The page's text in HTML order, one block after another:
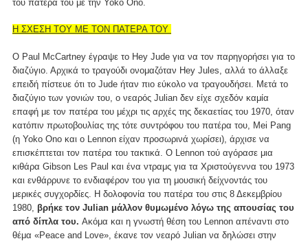
του πατέρα του με την Yoko Ono.
Η ΣΧΕΣΗ ΤΟΥ ΜΕ ΤΟΝ ΠΑΤΕΡΑ ΤΟΥ
Ο Paul McCartney έγραψε το Hey Jude για να τον παρηγορήσει για το
διαζύγιο. Αρχικά το τραγούδι ονομαζόταν Hey Jules, αλλά το άλλαξε
επειδή πίστευε ότι το Jude ήταν πιο εύκολο να τραγουδήσει. Μετά το
διαζύγιο των γονιών του, ο νεαρός Julian δεν είχε σχεδόν καμία
επαφή με τον πατέρα του μέχρι τις αρχές της δεκαετίας του 1970, όταν
κατόπιν πρωτοβουλίας της τότε συντρόφου του πατέρα του, Mei Pang
(η Yoko Ono και ο Lennon είχαν προσωρινά χωρίσει), άρχισε να
επισκέπτεται τον πατέρα του τακτικά. Ο Lennon τού αγόρασε μια
κιθάρα Gibson Les Paul και ένα ντραμς για τα Χριστούγεννα του 1973
και ενθάρρυνε το ενδιαφέρον του για τη μουσική δείχνοντάς του
μερικές συγχορδίες. Η δολοφονία του πατέρα του στις 8 Δεκεμβρίου
1980, βρήκε τον Julian μάλλον θυμωμένο λόγω της απουσίας του
από δίπλα του. Ακόμα και η γνωστή θέση του Lennon απέναντι στο
θέμα «Peace and Love», έκανε τον νεαρό Julian να δηλώσει στην